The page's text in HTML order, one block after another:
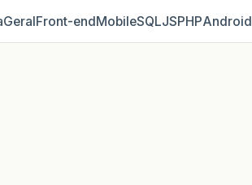
GeralFront‑endMobileSQLJSPHPAndroid